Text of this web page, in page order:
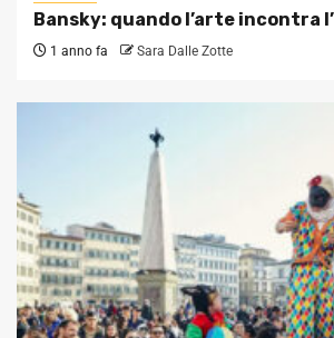
Bansky: quando l’arte incontra
1 anno fa Sara Dalle Zotte